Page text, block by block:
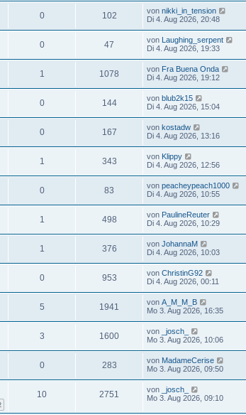
0 102 von nikki_in_tension
Di 4. Aug 2026, 20:48
0 47 von Laughing_serpent
Di 4. Aug 2026, 19:33
1 1078 von Fra Buena Onda
Di 4. Aug 2026, 19:12
0 144 von blub2k15
Di 4. Aug 2026, 15:04
0 167 von kostadw
Di 4. Aug 2026, 13:16
1 343 von Klippy
Di 4. Aug 2026, 12:56
0 83 von peacheypeach1000
Di 4. Aug 2026, 10:55
1 498 von PaulineReuter
Di 4. Aug 2026, 10:29
1 376 von JohannaM
Di 4. Aug 2026, 10:03
0 953 von ChristinG92
Di 4. Aug 2026, 00:11
5 1941 von A_M_M_B
Mo 3. Aug 2026, 16:35
3 1600 von
_josch_
Mo 3. Aug 2026, 10:06
0 283 von MadameCerise
Mo 3. Aug 2026, 09:50
10 2751 von
_josch_
Mo 3. Aug 2026, 09:10